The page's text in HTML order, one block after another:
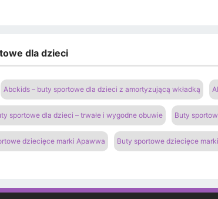
dla dzieci
Abckids – buty sportowe dla dzieci z amortyzującą wkładką
sportowe dla dzieci – trwałe i wygodne obuwie Buty
dziecięce marki Apawwa Buty sportowe dziecięce